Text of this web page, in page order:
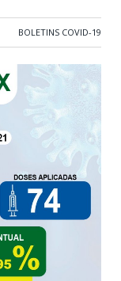
BOLETINS COVID-19